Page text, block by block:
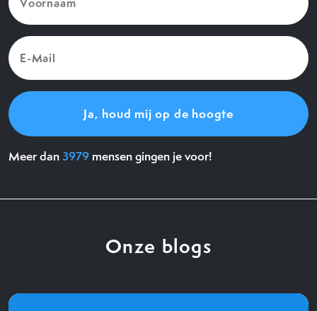
(Vereist)
E-
Mail
(Vereist)
Meer dan3979 mensen gingen je voor!
Onze blogs